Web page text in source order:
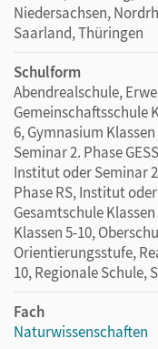
Niedersachsen,
Saarland, Thüringen
Schulform
Abendrealschule,
Gemeinschaftsschule
6, Gymnasium
Seminar 2. Phase
Institut oder Seminar
Phase RS, Institut
Gesamtschule
Klassen 5-10,
Orientierungsstufe,
10, Regionale Schule,
Fach
Naturwissenschaften